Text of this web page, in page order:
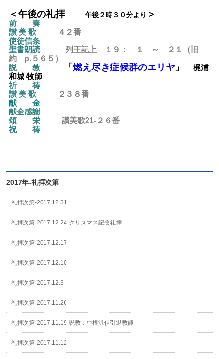
＜午後の礼拝午後２時３０分より ＞
前 奏
讃 美 歌
４２番
使徒信条
聖書朗読列王記上 １９： １ ～ ２１（旧
約 p.５６５）
説 教
「燃え尽き症候群のエリヤ 」
梶浦
和城 牧師
祈 祷
讃 美 歌
２３８番
献 金
献金感謝
頌 栄
讃美歌21-２６番
祝 祷
2017年-礼拝次第
礼拝次第-2017.12.31
礼拝次第-2017.12.24-クリスマス記念礼拝
礼拝次第-2017.12.17
礼拝次第-2017.12.10
礼拝次第-2017.12.3
礼拝次第-2017.11.26
礼拝次第-2017.11.19-説教：中根汎信引退教師
礼拝次第-2017.11.12